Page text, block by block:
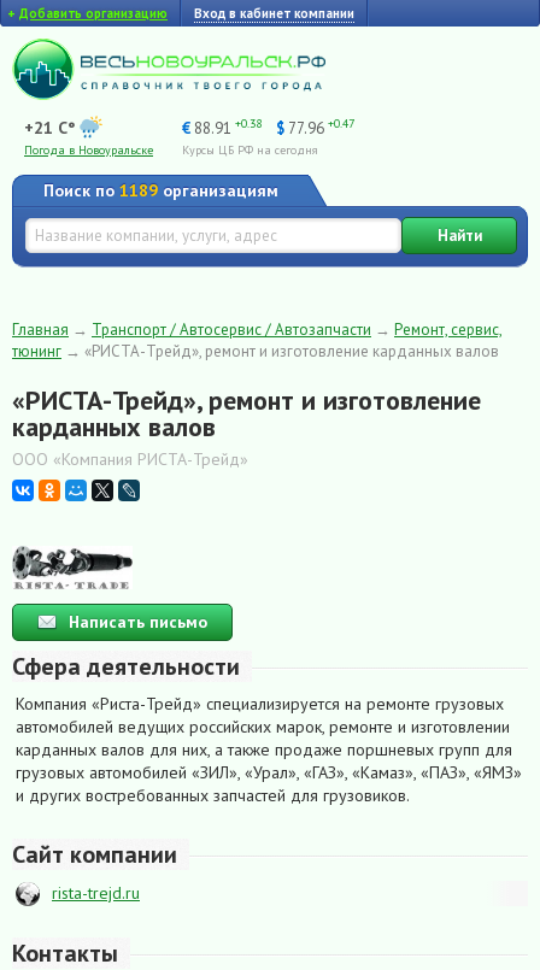
+ Добавить организацию Вход в кабинет компании
+21 C°
Погода в Новоуральске
€ 88.91 +0.38 $ 77.96 +0.47
Курсы ЦБ РФ на сегодня
Поиск по 1189 организациям
Найти
Главная → Транспорт / Автосервис / Автозапчасти → Ремонт, сервис,
тюнинг → «РИСТА-Трейд», ремонт и изготовление карданных валов
«РИСТА-Трейд», ремонт и изготовление
карданных валов
ООО «Компания РИСТА-Трейд»
Написать письмо
Сфера деятельности
Компания «Риста-Трейд» специализируется на ремонте грузовых
автомобилей ведущих российских марок, ремонте и изготовлении
карданных валов для них, а также продаже поршневых групп для
грузовых автомобилей «ЗИЛ», «Урал», «ГАЗ», «Камаз», «ПАЗ», «ЯМЗ»
и других востребованных запчастей для грузовиков.
Сайт компании
rista-trejd.ru
Контакты